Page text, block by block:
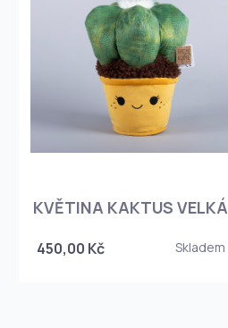
KVĚTINA KAKTUS VELKÁ
450,00 Kč Skladem